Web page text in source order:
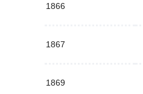
1866
1867
1869